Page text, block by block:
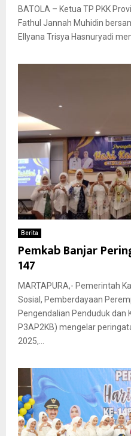
BATOLA – Ketua TP PKK
Fathul Jannah Muhidin
Ellyana Trisya Hasnuryadi
Berita
Pemkab Banjar
147
MARTAPURA,- Pemerintah
Sosial, Pemberdayaan
Pengendalian Penduduk dan
P3AP2KB) mengelar
2025,...